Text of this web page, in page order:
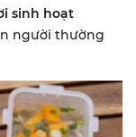
sinh hoạt
người thường